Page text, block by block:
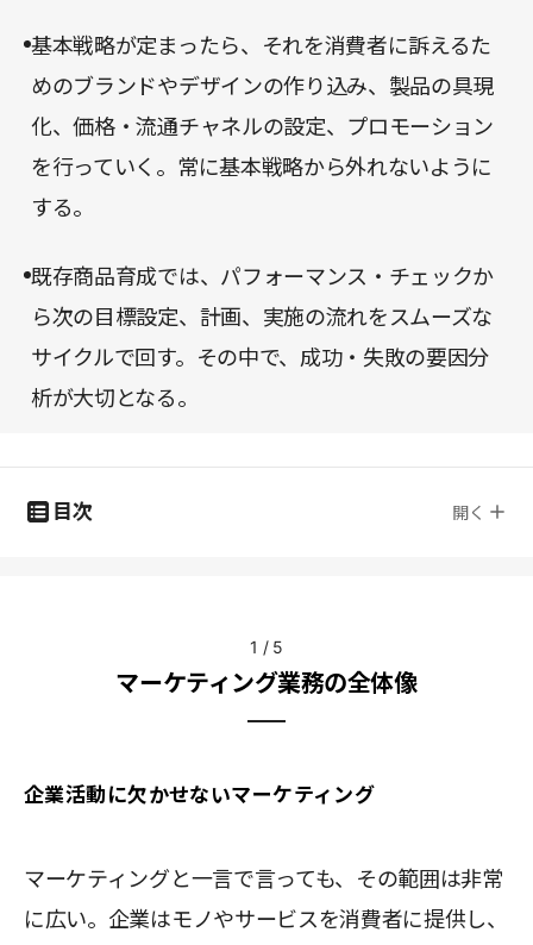
基本戦略が定まったら、それを消費者に訴えるた
めのブランドやデザインの作り込み、製品の具現
化、価格・流通チャネルの設定、プロモーション
を行っていく。常に基本戦略から外れないように
する。
既存商品育成では、パフォーマンス・チェックか
ら次の目標設定、計画、実施の流れをスムーズな
サイクルで回す。その中で、成功・失敗の要因分
析が大切となる。
目次 開く
1 / 5
マーケティング業務の全体像
企業活動に欠かせないマーケティング
マーケティングと一言で言っても、その範囲は非常
に広い。企業はモノやサービスを消費者に提供し、